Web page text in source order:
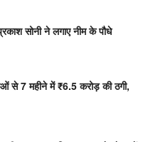
सोनी ने लगाए नीम के पौधे
से 7 महीने में ₹6.5 करोड़ की ठगी,